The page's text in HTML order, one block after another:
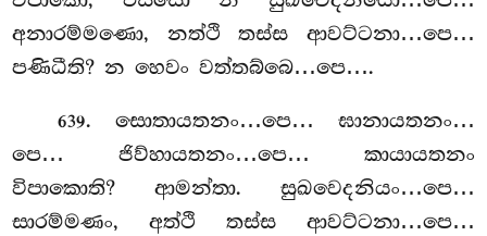
අනාරම්මණො, නත්ථි තස්ස ආවට්ටනා…පෙ…
පණිධීති? න හෙවං වත්තබ්බෙ…පෙ….
639. සොතායතනං…පෙ… ඝානායතනං…
පෙ… ජිව්හායතනං…පෙ… කායායතනං
විපාකොති? ආමන්තා. සුඛවෙදනියං…පෙ…
සාරම්මණං, අත්ථි තස්ස ආවට්ටනා…පෙ…